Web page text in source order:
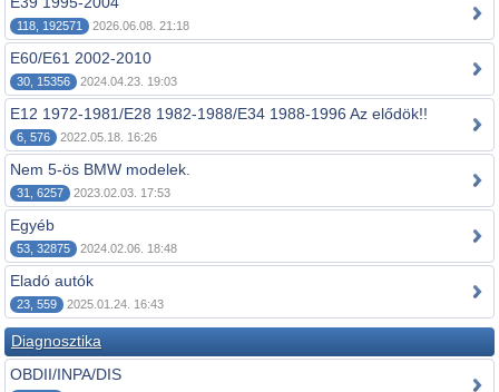
118, 192571 2026.06.08. 21:18
E60/E61 2002-2010
30, 15356 2024.04.23. 19:03
E12 1972-1981/E28 1982-1988/E34 1988-1996 Az elődök!!
6, 576 2022.05.18. 16:26
Nem 5-ös BMW modelek.
31, 6257 2023.02.03. 17:53
Egyéb
53, 32875 2024.02.06. 18:48
Eladó autók
23, 559 2025.01.24. 16:43
Diagnosztika
OBDII/INPA/DIS